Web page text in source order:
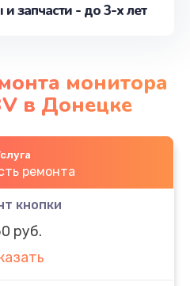
запчасти - до 3-х лет
монитора
в Донецке
ремонта
кнопки
руб.